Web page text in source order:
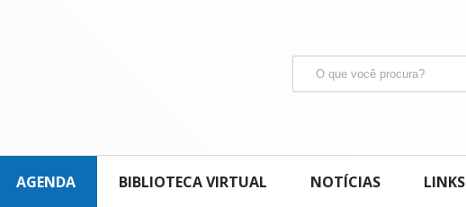
AGENDA BIBLIOTECA VIRTUAL NOTÍCIAS LINKS